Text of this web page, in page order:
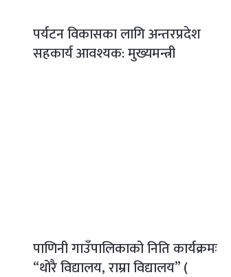
पर्यटन विकासका लागि अन्तरप्रदेश
सहकार्य आवश्यक: मुख्यमन्त्री
पाणिनी गाउँपालिकाको निति कार्यक्रमः
“थोरै विद्यालय, राम्रा विद्यालय” (